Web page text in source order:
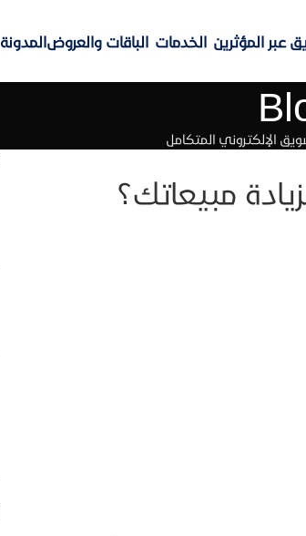
عبر المؤثرين الخدمات الباقات والعروضالمدونة
الإلكتروني المتكامل
مبيعاتك؟